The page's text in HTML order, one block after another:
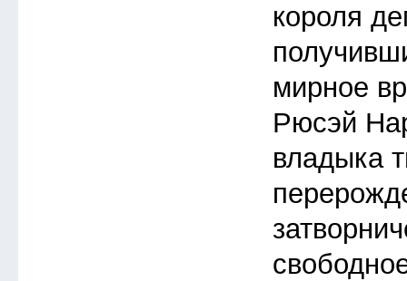
короля
мирное
Рюсэй
владыка